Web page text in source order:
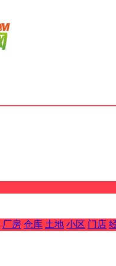
厂房 仓库 土地 小区 门店